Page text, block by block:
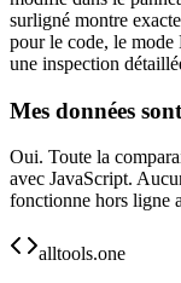
surligné montre
pour le code, le
une inspection
Mes données
Oui. Toute la
avec JavaScript.
fonctionne hors ligne
alltools.one